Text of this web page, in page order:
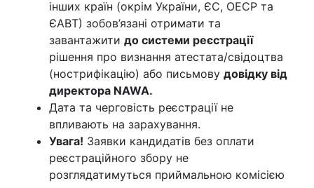
інших країн (окрім України, ЄС, ОЕСР та
ЄАВТ) зобов’язані отримати та
завантажити до системи реєстрації
рішення про визнання атестата/свідоцтва
(нострифікацію) або письмову довідку від
директора NAWA.
Дата та черговість реєстрації не
впливають на зарахування.
Увага! Заявки кандидатів без оплати
реєстраційного збору не
розглядатимуться приймальною комісією